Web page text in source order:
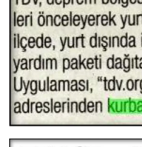
Kırıkkale
Kırklareli
Kırşehir
Kocaeli